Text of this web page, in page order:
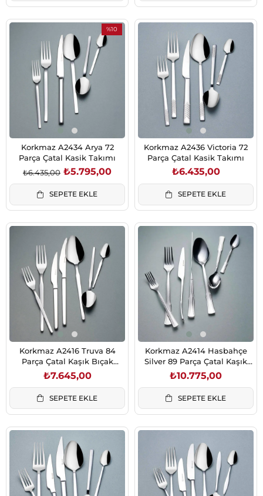
%10
İndirim
Korkmaz A2434 Arya 72
Parça Çatal Kasik Takımı
₺5.795,00
₺6.435,00
SEPETE EKLE
Korkmaz A2436 Victoria 72
Parça Çatal Kasik Takımı
₺6.435,00
SEPETE EKLE
Korkmaz A2416 Truva 84
Parça Çatal Kaşık Bıçak
Takımı
₺7.645,00
SEPETE EKLE
Korkmaz A2414 Hasbahçe
Silver 89 Parça Çatal Kaşık
Takımı
₺10.775,00
SEPETE EKLE